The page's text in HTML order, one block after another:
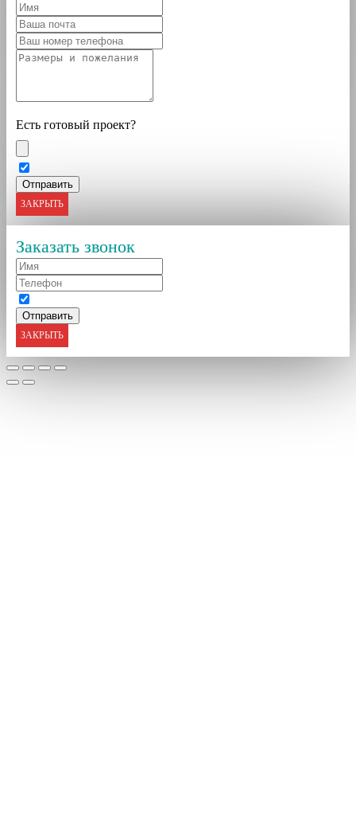
Есть готовый проект?
ЗАКРЫТЬ
Заказать звонок
ЗАКРЫТЬ